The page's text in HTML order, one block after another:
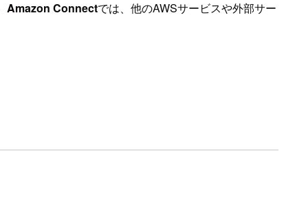
Amazon Connectでは、他のAWSサービスや外部サー